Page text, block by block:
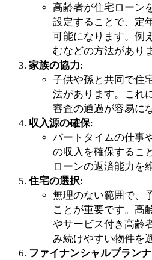
高齢者が住宅ローン
設定することで、定
可能になります。例
むなどの方法があり
家族の協力:
子供や孫と共同で住
法があります。これ
審査の通過が容易に
収入源の確保:
パートタイムの仕事
の収入を確保するこ
ローンの返済能力を
住宅の選択:
無理のない範囲で、
ことが重要です。高
やサービス付き高齢
み続けやすい物件を
ファイナンシャルプラン